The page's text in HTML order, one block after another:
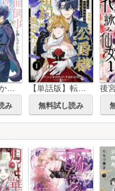
魔力がないからと面倒事を押しつけられた私、次の仕事は公爵夫人らしいです
み
【単話版】転生先は殺されるはずのモブ令嬢でした～見知らぬ公爵様との婚約は想定外です～@COMIC
無料試し読み